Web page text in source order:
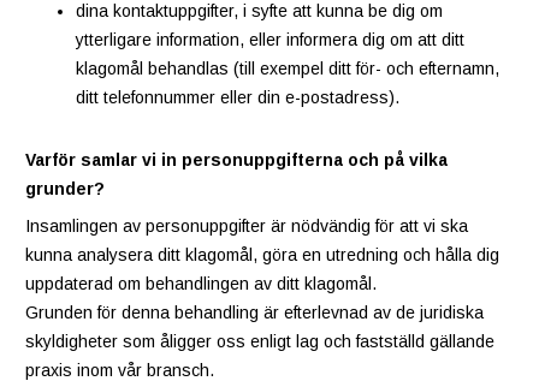
dina kontaktuppgifter, i syfte att kunna be dig om
ytterligare information, eller informera dig om att ditt
klagomål behandlas (till exempel ditt för- och efternamn,
ditt telefonnummer eller din e-postadress).
Varför samlar vi in personuppgifterna och på vilka
grunder?
Insamlingen av personuppgifter är nödvändig för att vi ska
kunna analysera ditt klagomål, göra en utredning och hålla dig
uppdaterad om behandlingen av ditt klagomål.
Grunden för denna behandling är efterlevnad av de juridiska
skyldigheter som åligger oss enligt lag och fastställd gällande
praxis inom vår bransch.